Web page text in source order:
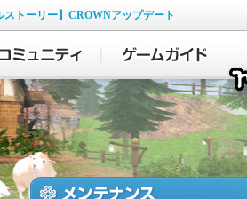
ストーリー】CROWNアップデート